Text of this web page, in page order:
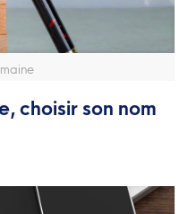
choisir son nom